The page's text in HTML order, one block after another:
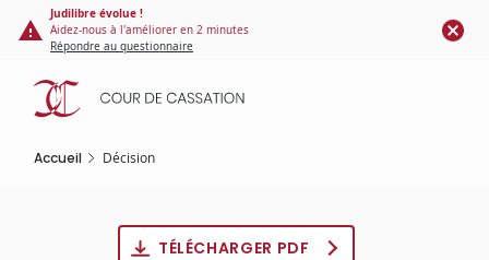
Panneau de gestion des cookies
contenu
principal
Judilibre évolue !
Aidez-nous à l'améliorer en 2 minutes
Répondre au questionnaire
Accueil Décision
TÉLÉCHARGER PDF